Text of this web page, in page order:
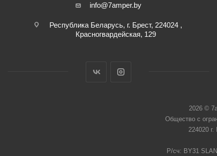
info@7amper.by
Республика Беларусь, г. Брест, 224024 ,
Красногвардейская, 129
2026 ©
Общество с
224020
Р/сч: BY31